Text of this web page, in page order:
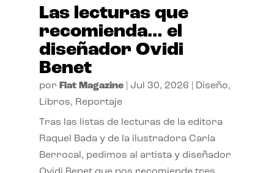
Las lecturas que
recomienda… el
diseñador Ovidi
Benet
por Flat Magazine| Jul 30, 2026 Diseño,
Libros, Reportaje
Tras las listas de lecturas de la editora
Raquel Bada y de la ilustradora Carla
Berrocal, pedimos al artista y diseñador